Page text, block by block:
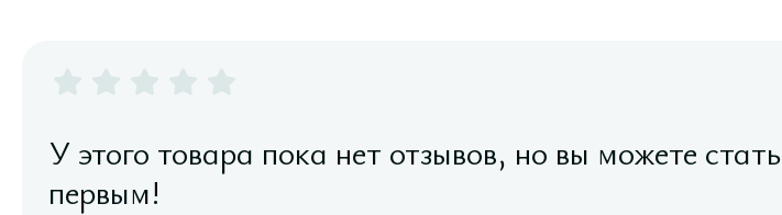
У этого товара пока нет отзывов, но вы можете стать
первым!